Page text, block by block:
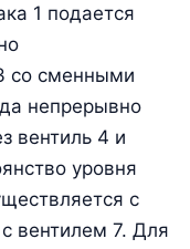
1 подается
со сменными
непрерывно
вентиль 4 и
уровня
с
вентилем 7. Для